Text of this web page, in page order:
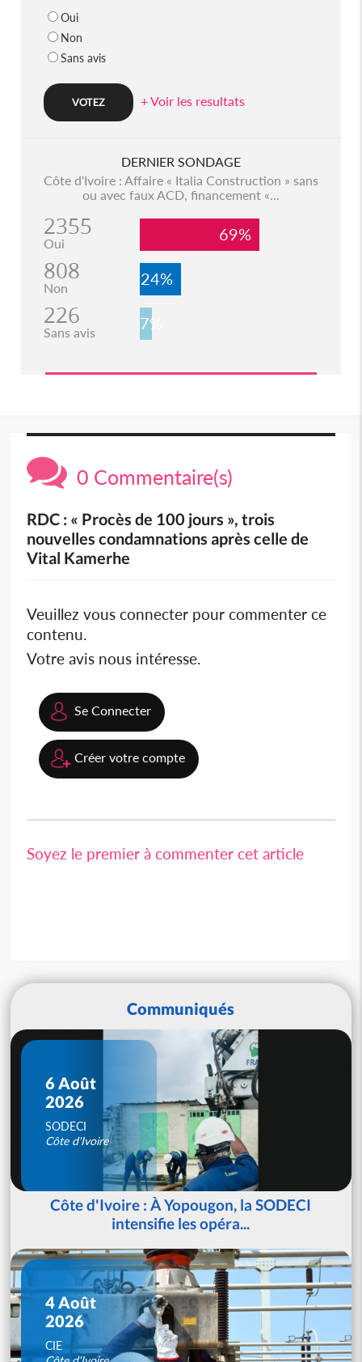
Oui
Non
Sans avis
+ Voir les resultats
DERNIER SONDAGE
Côte d'Ivoire : Affaire « Italia Construction » sans
ou avec faux ACD, financement «...
2355
Oui 69%
808
Non 24%
226
Sans avis 7%
0 Commentaire(s)
RDC : « Procès de 100 jours », trois
nouvelles condamnations après celle de
Vital Kamerhe
Veuillez vous connecter pour commenter ce
contenu.
Votre avis nous intéresse.
Se Connecter
Créer votre compte
Soyez le premier à commenter cet article
Communiqués
6 Août
2026
SODECI
Côte d'Ivoire
Côte d'Ivoire : À Yopougon, la SODECI
intensifie les opéra...
4 Août
2026
CIE